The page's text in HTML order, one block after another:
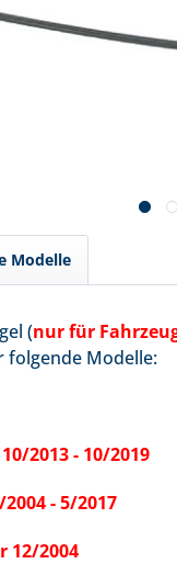
Modelle
(nur für
folgende Modelle:
2013 - 10/2019
- 5/2017
12/2004